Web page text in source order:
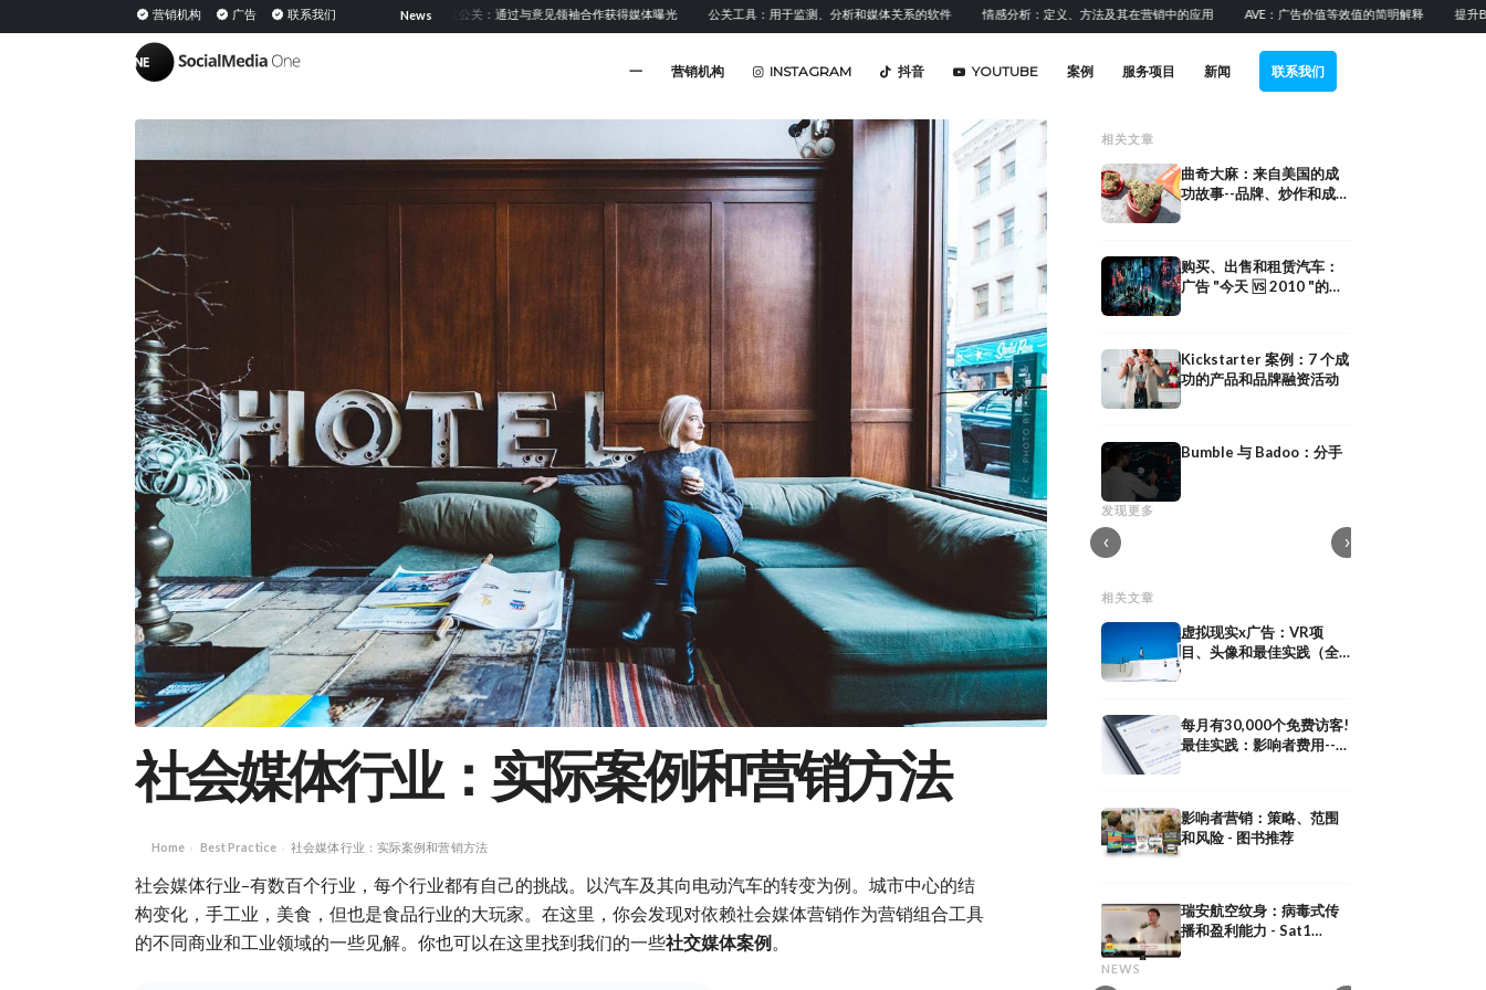
营销机构 广告 联系我们 News
共享媒体：定义、意义及在 PESO 模型中的策略 网红公关：通过与意见领袖合作获得媒体曝光 公关工具：用于监测、分析和媒体关系的软件 情感分析：定义、方法及其在营销中的应用 AVE：广告价值等效值的简明解释 提升B2B销售
一 营销机构 INSTAGRAM 抖音 YOUTUBE 案例 服务项目 新闻 联系我们
社会媒体行业：实际案例和营销方法
Home › Best Practice › 社会媒体行业：实际案例和营销方法
社会媒体行业–有数百个行业，每个行业都有自己的挑战。以汽车及其向电动汽车的转变为例。城市中心的结
构变化，手工业，美食，但也是食品行业的大玩家。在这里，你会发现对依赖社会媒体营销作为营销组合工具
的不同商业和工业领域的一些见解。你也可以在这里找到我们的一些社交媒体案例。
相关文章
曲奇大麻：来自美国的成
功故事--品牌、炒作和成功
购买、出售和租赁汽车：
广告 "今天 🆚 2010 "的比
Kickstarter 案例：7 个成
功的产品和品牌融资活动
Bumble 与 Badoo：分手
发现更多
‹
元空间中的品牌：最佳实践案
例
元空间中的品牌：最佳实践案例
›
相关文章
虚拟现实x广告：VR项
目、头像和最佳实践（全
每月有30,000个免费访客!
最佳实践：影响者费用--小
影响者营销：策略、范围
和风险 - 图书推荐
瑞安航空纹身：病毒式传
播和盈利能力 - Sat1
NEWS
共享媒体：定义、意义及在
共享媒体：定义、意义及在 PESO 模型中